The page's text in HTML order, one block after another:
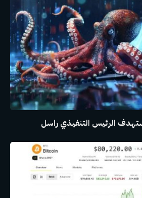
الرئيس التنفيذي راسل